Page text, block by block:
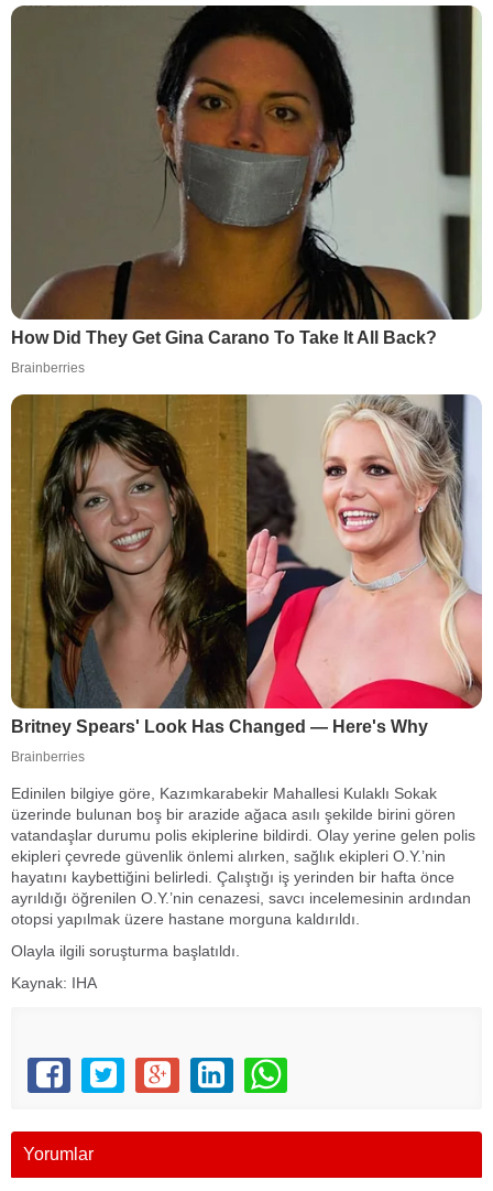
Edinilen bilgiye göre, Kazımkarabekir Mahallesi Kulaklı Sokak
üzerinde bulunan boş bir arazide ağaca asılı şekilde birini gören
vatandaşlar durumu polis ekiplerine bildirdi. Olay yerine gelen polis
ekipleri çevrede güvenlik önlemi alırken, sağlık ekipleri O.Y.’nin
hayatını kaybettiğini belirledi. Çalıştığı iş yerinden bir hafta önce
ayrıldığı öğrenilen O.Y.’nin cenazesi, savcı incelemesinin ardından
otopsi yapılmak üzere hastane morguna kaldırıldı.
Olayla ilgili soruşturma başlatıldı.
Kaynak: IHA
Yorumlar